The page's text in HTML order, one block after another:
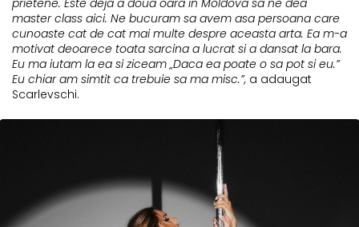
master class aici. Ne bucuram sa avem asa persoana care
cunoaste cat de cat mai multe despre aceasta arta. Ea m-a
motivat deoarece toata sarcina a lucrat si a dansat la bara.
Eu ma iutam la ea si ziceam „Daca ea poate o sa pot si eu.”
Eu chiar am simtit ca trebuie sa ma misc.”, a adaugat
Scarlevschi.